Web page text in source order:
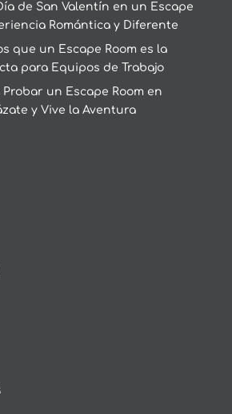
de San Valentín en un Escape
Romántica y Diferente
que un Escape Room es la
para Equipos de Trabajo
Probar un Escape Room en
y Vive la Aventura